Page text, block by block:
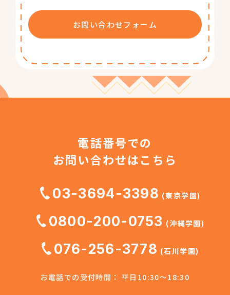
お問い合わせフォーム
電話番号での
お問い合わせはこちら
03-3694-3398 (東京学園)
0800-200-0753 (沖縄学園)
076-256-3778 (石川学園)
お電話での受付時間： 平日10:30～18:30